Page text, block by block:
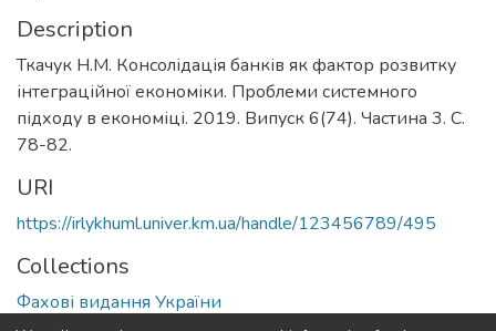
Description
Ткачук Н.М. Консолідація банків як фактор розвитку
інтеграційної економіки. Проблеми системного
підходу в економіці. 2019. Випуск 6(74). Частина 3. С.
78-82.
URI
https://irlykhuml.univer.km.ua/handle/123456789/495
Collections
Фахові видання України